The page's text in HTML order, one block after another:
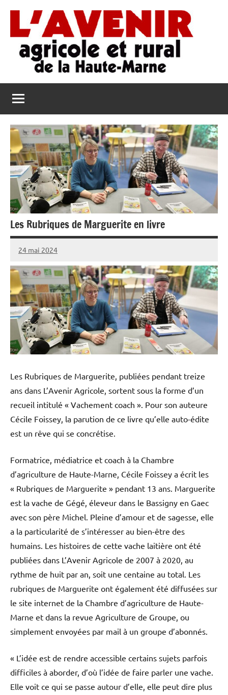
contenu
L'Avenir
Agricole
et
Rural
de
la
Haute-
Marne
et
Rural
de
Haute-
Marne
Les Rubriques de Marguerite en livre
24 mai 2024
L'Avenir
Agricole
et
Rural
Les Rubriques de Marguerite, publiées pendant treize
ans dans L’Avenir Agricole, sortent sous la forme d’un
recueil intitulé « Vachement coach ». Pour son auteure
Cécile Foissey, la parution de ce livre qu’elle auto-édite
est un rêve qui se concrétise.
Formatrice, médiatrice et coach à la Chambre
d’agriculture de Haute-Marne, Cécile Foissey a écrit les
« Rubriques de Marguerite » pendant 13 ans. Marguerite
est la vache de Gégé, éleveur dans le Bassigny en Gaec
avec son père Michel. Pleine d’amour et de sagesse, elle
a la particularité de s’intéresser au bien-être des
humains. Les histoires de cette vache laitière ont été
publiées dans L’Avenir Agricole de 2007 à 2020, au
rythme de huit par an, soit une centaine au total. Les
rubriques de Marguerite ont également été diffusées sur
le site internet de la Chambre d’agriculture de Haute-
Marne et dans la revue Agriculture de Groupe, ou
simplement envoyées par mail à un groupe d’abonnés.
« L’idée est de rendre accessible certains sujets parfois
difficiles à aborder, d’où l’idée de faire parler une vache.
Elle voit ce qui se passe autour d’elle, elle peut dire plus